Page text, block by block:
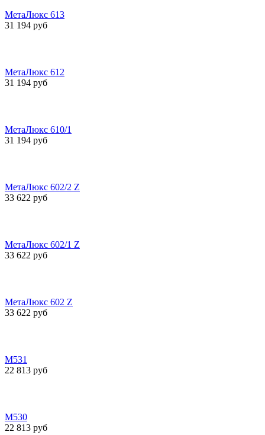
МетаЛюкс 613
31 194 руб
МетаЛюкс 612
31 194 руб
МетаЛюкс 610/1
31 194 руб
МетаЛюкс 602/2 Z
33 622 руб
МетаЛюкс 602/1 Z
33 622 руб
МетаЛюкс 602 Z
33 622 руб
М531
22 813 руб
М530
22 813 руб